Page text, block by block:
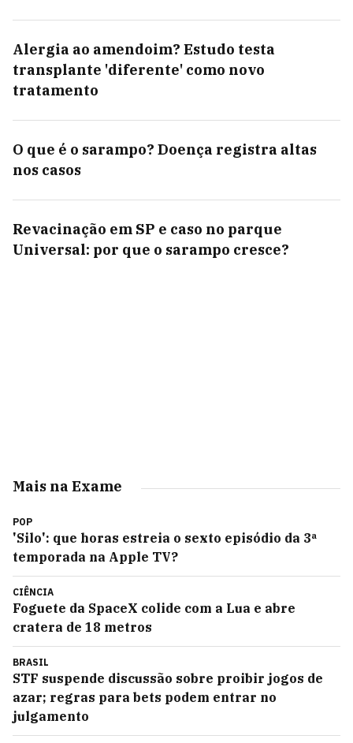
Alergia ao amendoim? Estudo testa
transplante 'diferente' como novo
tratamento
O que é o sarampo? Doença registra altas
nos casos
Revacinação em SP e caso no parque
Universal: por que o sarampo cresce?
Mais na Exame
POP
'Silo': que horas estreia o sexto episódio da 3ª
temporada na Apple TV?
CIÊNCIA
Foguete da SpaceX colide com a Lua e abre
cratera de 18 metros
BRASIL
STF suspende discussão sobre proibir jogos de
azar; regras para bets podem entrar no
julgamento